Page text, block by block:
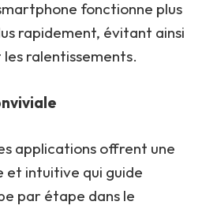
fonctionne plus
rapidement, évitant ainsi
ralentissements.
applications offrent une
et intuitive qui guide
par étape dans le